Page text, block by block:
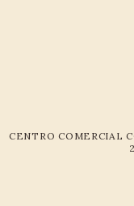
CENTRO COMERCIAL